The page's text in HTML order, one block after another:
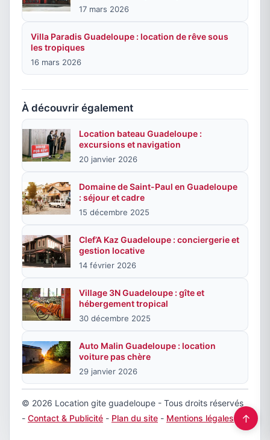
17 mars 2026
Villa Paradis Guadeloupe : location de rêve sous
les tropiques
16 mars 2026
À découvrir également
Location bateau Guadeloupe :
excursions et navigation
20 janvier 2026
Domaine de Saint-Paul en Guadeloupe
: séjour et cadre
15 décembre 2025
Clef’A Kaz Guadeloupe : conciergerie et
gestion locative
14 février 2026
Village 3N Guadeloupe : gîte et
hébergement tropical
30 décembre 2025
Auto Malin Guadeloupe : location
voiture pas chère
29 janvier 2026
© 2026 Location gite guadeloupe - Tous droits réservés
- Contact & Publicité - Plan du site - Mentions légales ↑